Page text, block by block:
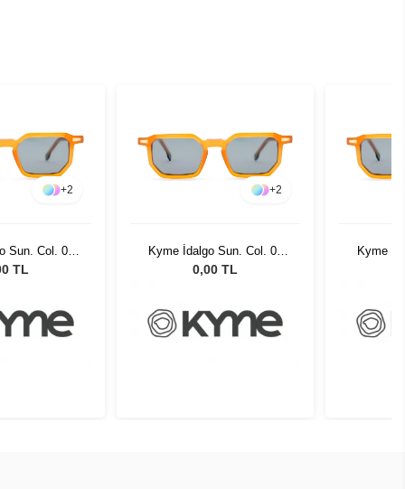
+2
Sun. Col. 05
Gözlüğü
TL
+2
Kyme İdalgo Sun. Col. 05
Unisex Güneş Gözlüğü
0,00 TL
Kyme